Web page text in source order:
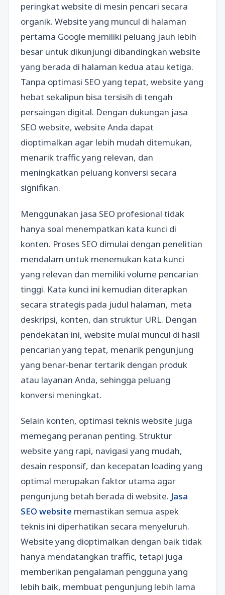
peringkat website di mesin pencari secara
organik. Website yang muncul di halaman
pertama Google memiliki peluang jauh lebih
besar untuk dikunjungi dibandingkan website
yang berada di halaman kedua atau ketiga.
Tanpa optimasi SEO yang tepat, website yang
hebat sekalipun bisa tersisih di tengah
persaingan digital. Dengan dukungan jasa
SEO website, website Anda dapat
dioptimalkan agar lebih mudah ditemukan,
menarik traffic yang relevan, dan
meningkatkan peluang konversi secara
signifikan.
Menggunakan jasa SEO profesional tidak
hanya soal menempatkan kata kunci di
konten. Proses SEO dimulai dengan penelitian
mendalam untuk menemukan kata kunci
yang relevan dan memiliki volume pencarian
tinggi. Kata kunci ini kemudian diterapkan
secara strategis pada judul halaman, meta
deskripsi, konten, dan struktur URL. Dengan
pendekatan ini, website mulai muncul di hasil
pencarian yang tepat, menarik pengunjung
yang benar-benar tertarik dengan produk
atau layanan Anda, sehingga peluang
konversi meningkat.
Selain konten, optimasi teknis website juga
memegang peranan penting. Struktur
website yang rapi, navigasi yang mudah,
desain responsif, dan kecepatan loading yang
optimal merupakan faktor utama agar
pengunjung betah berada di website. Jasa
SEO website memastikan semua aspek
teknis ini diperhatikan secara menyeluruh.
Website yang dioptimalkan dengan baik tidak
hanya mendatangkan traffic, tetapi juga
memberikan pengalaman pengguna yang
lebih baik, membuat pengunjung lebih lama